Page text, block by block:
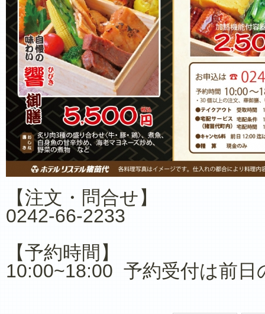
【注文・問合せ】
0242-66-2233
【予約時間】
10:00~18:00 予約受付は前日